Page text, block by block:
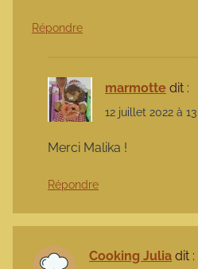
Répondre
marmotte dit :
12 juillet 2022 à
Merci Malika !
Répondre
Cooking Julia dit :